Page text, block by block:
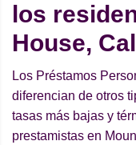
los
House,
Los Préstamos
diferencian de otros
tasas más bajas y
prestamistas en